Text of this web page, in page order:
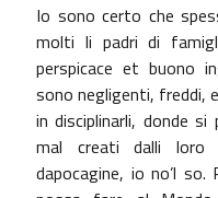
Io sono certo che
molti li padri di
perspicace et buono
sono negligenti, freddi,
in disciplinarli, donde
mal creati dalli loro
dapocagine, io no’l